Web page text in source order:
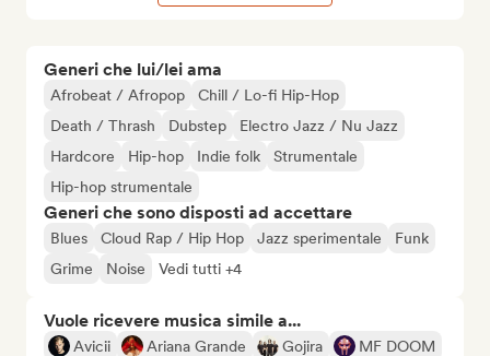
Generi che lui/lei ama
Afrobeat / Afropop
Chill / Lo-fi Hip-Hop
Death / Thrash
Dubstep
Electro Jazz / Nu Jazz
Hardcore
Hip-hop Indie folk
Strumentale
Hip-hop strumentale
Generi che sono disposti ad accettare
Blues Cloud Rap / Hip Hop Jazz sperimentale
Funk
Grime
Noise Vedi tutti +4
Vuole ricevere musica simile a...
Avicii Ariana Grande Gojira MF DOOM